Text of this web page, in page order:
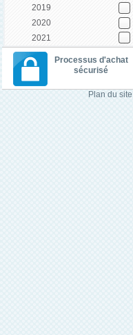
2019
2020
2021
Processus d'achat
sécurisé
Plan du site